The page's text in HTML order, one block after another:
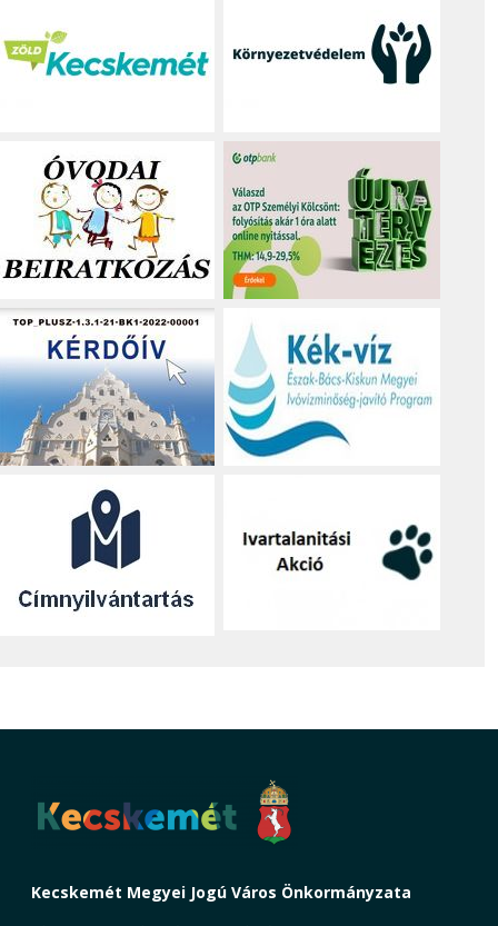
Kecskemét Megyei Jogú Város Önkormányzata